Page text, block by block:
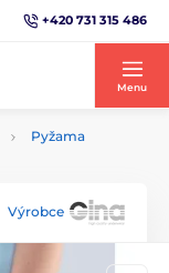
+420 731 315 486
Menu
Pyžama
Výrobce